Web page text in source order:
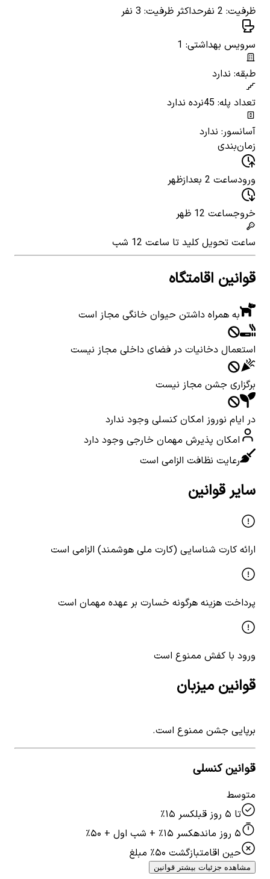
ظرفیت: 2 نفر حداکثر ظرفیت: 3 نفر
سرویس بهداشتی: 1
طبقه: ندارد
تعداد پله: 45
نرده ندارد
آسانسور: ندارد
زمان‌بندی
ورودساعت 2 بعدازظهر
خروجساعت 12 ظهر
ساعت تحویل کلید تا ساعت 12 شب
قوانین اقامتگاه
به همراه داشتن حیوان خانگی مجاز است
استعمال دخانیات در فضای داخلی مجاز نیست
برگزاری جشن مجاز نیست
در ایام نوروز امکان کنسلی وجود ندارد
امکان پذیرش مهمان خارجی وجود دارد
رعایت نظافت الزامی است
سایر قوانین
ارائه کارت شناسایی (کارت ملی هوشمند) الزامی است
پرداخت هزینه هرگونه خسارت بر عهده مهمان است
ورود با کفش ممنوع است
قوانین میزبان
برپایی جشن ممنوع است.
قوانین کنسلی
متوسط
تا ۵ روز قبل
کسر ۱۵٪
۵ روز مانده
کسر ۱۵٪ + شب اول + ۵۰٪
حین اقامتبازگشت ۵۰٪ مبلغ
مشاهده جزئیات بیشتر قوانین